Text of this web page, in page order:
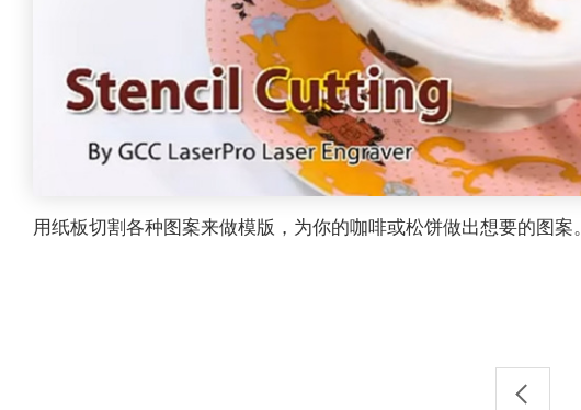
用纸板切割各种图案来做模版，为你的咖啡或松饼做出想要的图案。